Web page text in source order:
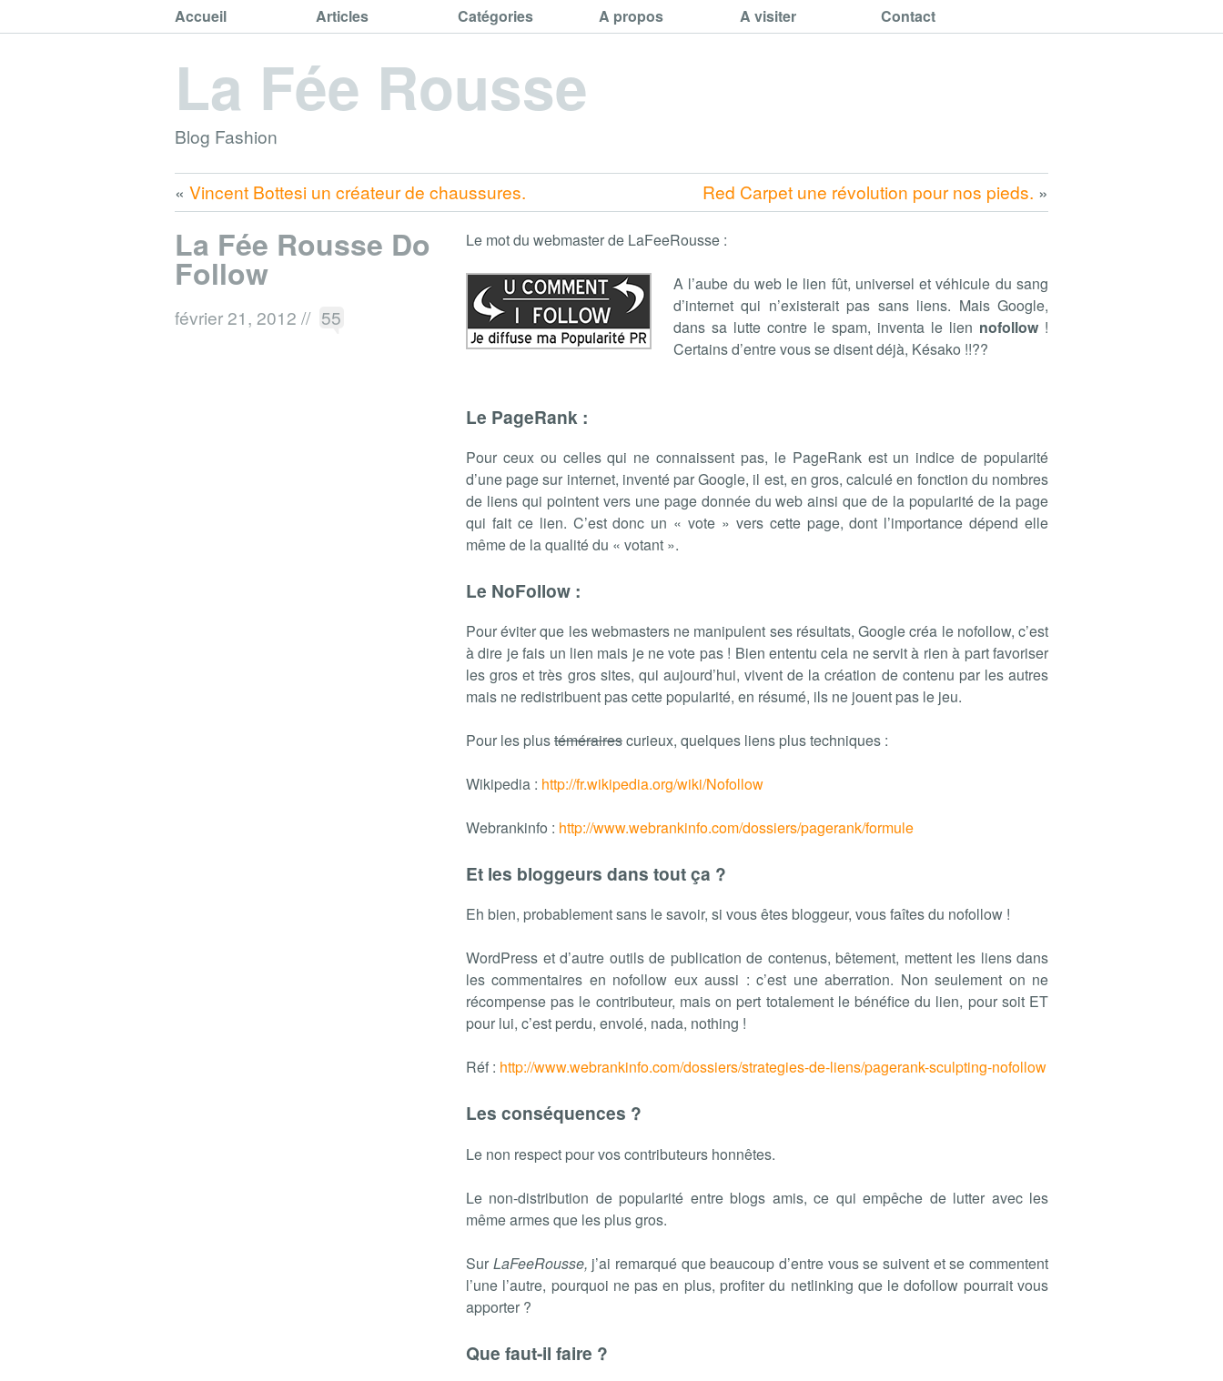
Accueil Articles Catégories A propos A visiter Contact
La Fée Rousse
Blog Fashion
« Vincent Bottesi un créateur de chaussures. Red Carpet une révolution pour nos pieds. »
La Fée Rousse Do
Follow
février 21, 2012 // 55
Le mot du webmaster de LaFeeRousse :
A l’aube du web le lien fût, universel et véhicule du sang
d’internet qui n’existerait pas sans liens. Mais Google,
dans sa lutte contre le spam, inventa le lien nofollow !
Certains d’entre vous se disent déjà, Késako !!??
Le PageRank :
Pour ceux ou celles qui ne connaissent pas, le PageRank est un indice de popularité
d’une page sur internet, inventé par Google, il est, en gros, calculé en fonction du nombres
de liens qui pointent vers une page donnée du web ainsi que de la popularité de la page
qui fait ce lien. C’est donc un « vote » vers cette page, dont l’importance dépend elle
même de la qualité du « votant ».
Le NoFollow :
Pour éviter que les webmasters ne manipulent ses résultats, Google créa le nofollow, c’est
à dire je fais un lien mais je ne vote pas ! Bien ententu cela ne servit à rien à part favoriser
les gros et très gros sites, qui aujourd’hui, vivent de la création de contenu par les autres
mais ne redistribuent pas cette popularité, en résumé, ils ne jouent pas le jeu.
Pour les plustémérairescurieux, quelques liens plus techniques :
Wikipedia : http://fr.wikipedia.org/wiki/Nofollow
Webrankinfo : http://www.webrankinfo.com/dossiers/pagerank/formule
Et les bloggeurs dans tout ça ?
Eh bien, probablement sans le savoir, si vous êtes bloggeur, vous faîtes du nofollow !
WordPress et d’autre outils de publication de contenus, bêtement, mettent les liens dans
les commentaires en nofollow eux aussi : c’est une aberration. Non seulement on ne
récompense pas le contributeur, mais on pert totalement le bénéfice du lien, pour soit ET
pour lui, c’est perdu, envolé, nada, nothing !
Réf : http://www.webrankinfo.com/dossiers/strategies-de-liens/pagerank-sculpting-nofollow
Les conséquences ?
Le non respect pour vos contributeurs honnêtes.
Le non-distribution de popularité entre blogs amis, ce qui empêche de lutter avec les
même armes que les plus gros.
Sur LaFeeRousse, j’ai remarqué que beaucoup d’entre vous se suivent et se commentent
l’une l’autre, pourquoi ne pas en plus, profiter du netlinking que le dofollow pourrait vous
apporter ?
Que faut-il faire ?